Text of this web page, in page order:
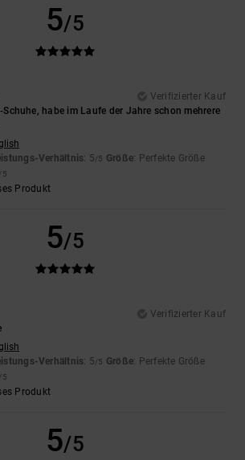
5/5
Verifizierter Kauf
habe im Laufe der Jahre schon mehrere
Verhältnis: 5/5 Größe: Perfekte Größe
/5
Produkt
5/5
Verifizierter Kauf
Verhältnis: 5/5 Größe: Perfekte Größe
/5
Produkt
5/5